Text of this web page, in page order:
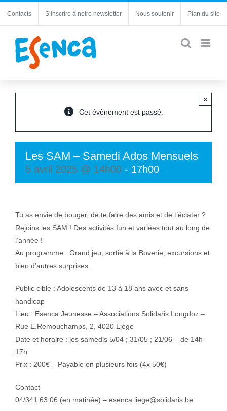
Contacts S’inscrire à notre newsletter Nous soutenir Plan du site
Cet évènement est passé.
×
Les SAM – Samedi Ados Mensuels
5 avril 2025 @ 14h00 - 17h00
Tu as envie de bouger, de te faire des amis et de t’éclater ?
Rejoins les SAM ! Des activités fun et variées tout au long de
l’année !
Au programme : Grand jeu, sortie à la Boverie, excursions et
bien d’autres surprises.
Public cible : Adolescents de 13 à 18 ans avec et sans
handicap
Lieu : Esenca Jeunesse – Associations Solidaris Longdoz –
Rue E.Remouchamps, 2, 4020 Liège
Date et horaire : les samedis 5/04 ; 31/05 ; 21/06 – de 14h-
17h
Prix : 200€ – Payable en plusieurs fois (4x 50€)
Contact
04/341 63 06 (en matinée) – esenca.liege@solidaris.be